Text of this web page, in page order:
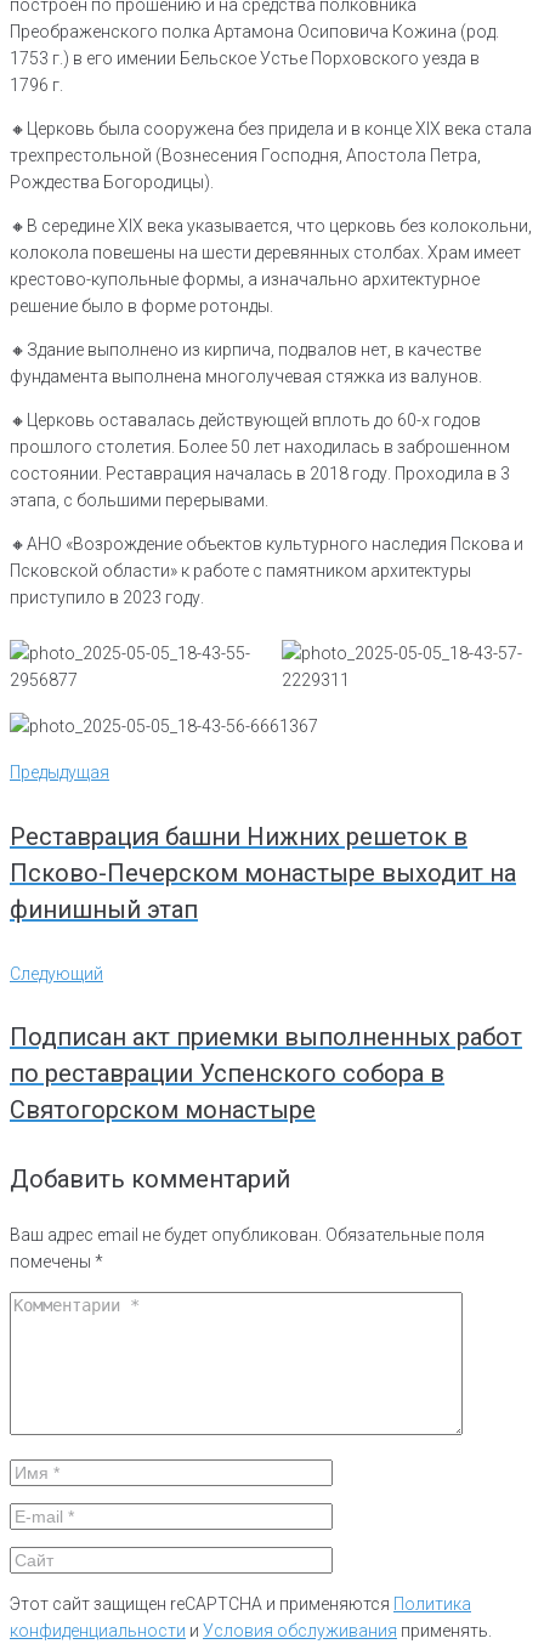
построен по прошению и на средства полковника
Преображенского полка Артамона Осиповича Кожина (род.
1753 г.) в его имении Бельское Устье Порховского уезда в
1796 г.
🔸️Церковь была сооружена без придела и в конце XIX века стала
трехпрестольной (Вознесения Господня, Апостола Петра,
Рождества Богородицы).
🔸️В середине XIX века указывается, что церковь без колокольни,
колокола повешены на шести деревянных столбах. Храм имеет
крестово-купольные формы, а изначально архитектурное
решение было в форме ротонды.
🔸️Здание выполнено из кирпича, подвалов нет, в качестве
фундамента выполнена многолучевая стяжка из валунов.
🔸️Церковь оставалась действующей вплоть до 60-х годов
прошлого столетия. Более 50 лет находилась в заброшенном
состоянии. Реставрация началась в 2018 году. Проходила в 3
этапа, с большими перерывами.
🔸️АНО «Возрождение объектов культурного наследия Пскова и
Псковской области» к работе с памятником архитектуры
приступило в 2023 году.
Навигация
по
Предыдущая
Предыдущая
Реставрация башни Нижних решеток в
Псково-Печерском монастыре выходит на
финишный этап
Следующий
Следующий
Подписан акт приемки выполненных работ
по реставрации Успенского собора в
Святогорском монастыре
Добавить комментарий
Ваш адрес email не будет опубликован. Обязательные поля
помечены *
Этот сайт защищен reCAPTCHA и применяются Политика
конфиденциальности и Условия обслуживания применять.